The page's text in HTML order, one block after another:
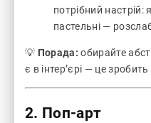
потрібний настрій:
пастельні —
💡 Порада: обирайте
є в інтер’єрі — це
2. Поп-арт